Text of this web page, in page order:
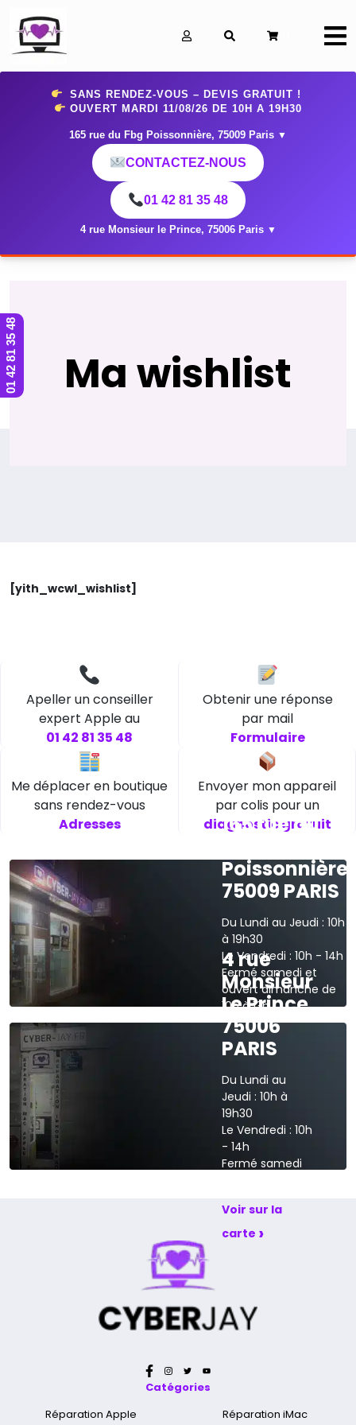
SANS RENDEZ-VOUS – DEVIS GRATUIT !
OUVERT MARDI 11/08/26 DE 10H A 19H30
165 rue du Fbg Poissonnière, 75009 Paris ▼
CONTACTEZ-NOUS
01 42 81 35 48
4 rue Monsieur le Prince, 75006 Paris ▼
Ma wishlist
[yith_wcwl_wishlist]
Apeller un conseiller
expert Apple au
01 42 81 35 48
Obtenir une réponse
par mail
Formulaire
Me déplacer en boutique
sans rendez-vous
Adresses
Envoyer mon appareil
par colis pour un
diagnostic gratuit
165 rue du
Poissonnière
75009 PARIS
Du Lundi au Jeudi : 10h
à 19h30
Le Vendredi : 10h - 14h
Fermé samedi et
ouvert dimanche de
10h à 13h
Voir sur la carte
4 rue
Monsieur
Le Prince
75006
PARIS
Du Lundi au
Jeudi : 10h à
19h30
Le Vendredi : 10h
- 14h
Fermé samedi
Voir sur la
carte ›
Catégories
Réparation Apple
Réparation iMac
01 42 81 35 48